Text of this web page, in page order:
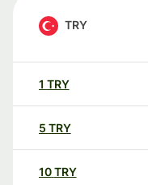
TRY
1 TRY
5 TRY
10TRY